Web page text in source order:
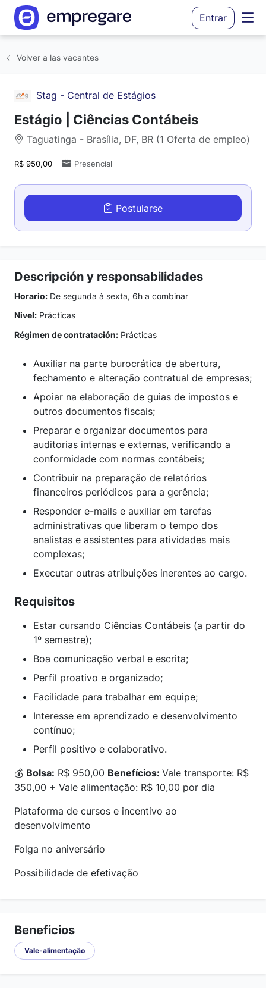
Entrar
Volver a las vacantes
Stag - Central de Estágios
Estágio | Ciências Contábeis
Taguatinga - Brasília, DF, BR (1 Oferta de empleo)
R$ 950,00 Presencial
Postularse
Descripción y responsabilidades
Horario: De segunda à sexta, 6h a combinar
Nivel: Prácticas
Régimen de contratación: Prácticas
Auxiliar na parte burocrática de abertura,
fechamento e alteração contratual de empresas;
Apoiar na elaboração de guias de impostos e
outros documentos fiscais;
Preparar e organizar documentos para
auditorias internas e externas, verificando a
conformidade com normas contábeis;
Contribuir na preparação de relatórios
financeiros periódicos para a gerência;
Responder e-mails e auxiliar em tarefas
administrativas que liberam o tempo dos
analistas e assistentes para atividades mais
complexas;
Executar outras atribuições inerentes ao cargo.
Requisitos
Estar cursando Ciências Contábeis (a partir do
1º semestre);
Boa comunicação verbal e escrita;
Perfil proativo e organizado;
Facilidade para trabalhar em equipe;
Interesse em aprendizado e desenvolvimento
contínuo;
Perfil positivo e colaborativo.
💰 Bolsa: R$ 950,00 Benefícios: Vale transporte: R$
350,00 + Vale alimentação: R$ 10,00 por dia
Plataforma de cursos e incentivo ao
desenvolvimento
Folga no aniversário
Possibilidade de efetivação
Beneficios
Vale-alimentação